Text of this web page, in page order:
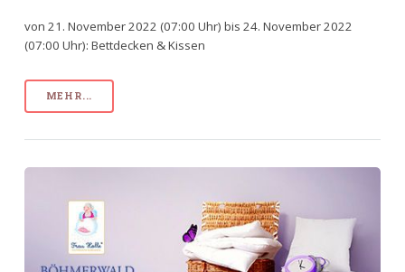
von 21. November 2022 (07:00 Uhr) bis 24. November 2022
(07:00 Uhr): Bettdecken & Kissen
MEHR...